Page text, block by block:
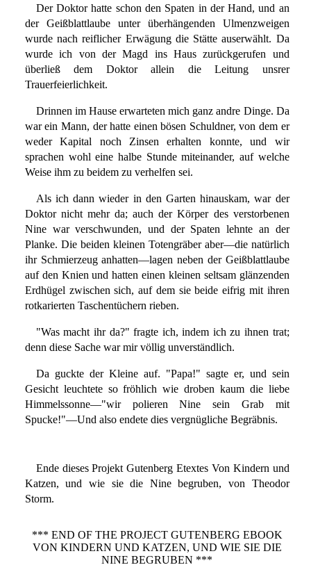
Der Doktor hatte schon den Spaten in der Hand, und an
der Geißblattlaube unter überhängenden Ulmenzweigen
wurde nach reiflicher Erwägung die Stätte auserwählt. Da
wurde ich von der Magd ins Haus zurückgerufen und
überließ dem Doktor allein die Leitung unsrer
Trauerfeierlichkeit.
Drinnen im Hause erwarteten mich ganz andre Dinge. Da
war ein Mann, der hatte einen bösen Schuldner, von dem er
weder Kapital noch Zinsen erhalten konnte, und wir
sprachen wohl eine halbe Stunde miteinander, auf welche
Weise ihm zu beidem zu verhelfen sei.
Als ich dann wieder in den Garten hinauskam, war der
Doktor nicht mehr da; auch der Körper des verstorbenen
Nine war verschwunden, und der Spaten lehnte an der
Planke. Die beiden kleinen Totengräber aber—die natürlich
ihr Schmierzeug anhatten—lagen neben der Geißblattlaube
auf den Knien und hatten einen kleinen seltsam glänzenden
Erdhügel zwischen sich, auf dem sie beide eifrig mit ihren
rotkarierten Taschentüchern rieben.
"Was macht ihr da?" fragte ich, indem ich zu ihnen trat;
denn diese Sache war mir völlig unverständlich.
Da guckte der Kleine auf. "Papa!" sagte er, und sein
Gesicht leuchtete so fröhlich wie droben kaum die liebe
Himmelssonne—"wir polieren Nine sein Grab mit
Spucke!"—Und also endete dies vergnügliche Begräbnis.
Ende dieses Projekt Gutenberg Etextes Von Kindern und
Katzen, und wie sie die Nine begruben, von Theodor
Storm.
*** END OF THE PROJECT GUTENBERG EBOOK
VON KINDERN UND KATZEN, UND WIE SIE DIE
NINE BEGRUBEN ***